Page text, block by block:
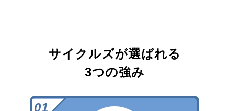
サイクルズが選ばれる
3つの強み